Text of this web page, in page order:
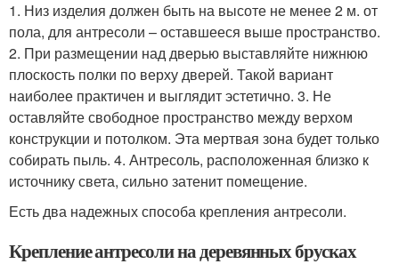
1. Низ изделия должен быть на высоте не менее 2 м. от
пола, для антресоли – оставшееся выше пространство.
2. При размещении над дверью выставляйте нижнюю
плоскость полки по верху дверей. Такой вариант
наиболее практичен и выглядит эстетично. 3. Не
оставляйте свободное пространство между верхом
конструкции и потолком. Эта мертвая зона будет только
собирать пыль. 4. Антресоль, расположенная близко к
источнику света, сильно затенит помещение.
Есть два надежных способа крепления антресоли.
Крепление антресоли на деревянных брусках